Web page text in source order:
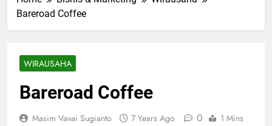
Bareroad Coffee
WIRAUSAHA
Bareroad Coffee
Masim Vavai Sugianto 7 Years Ago 0 1 Mins